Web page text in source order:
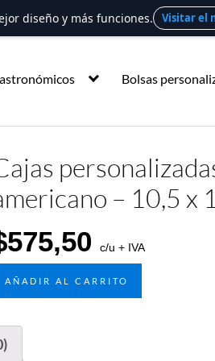
Bolsas
– 10,5 x
575,50 c/u + IVA
AÑADIR AL CARRITO
diseño y más funciones. Visitar el